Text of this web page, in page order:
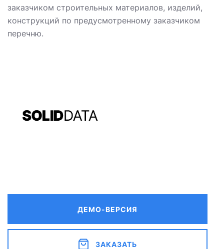
заказчиком строительных материалов, изделий,
конструкций по предусмотренному заказчиком
перечню.
ДЕМО-ВЕРСИЯ
ЗАКАЗАТЬ